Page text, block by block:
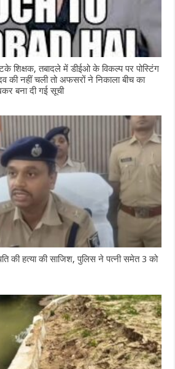
तबादले में डीईओ के विकल्प पर पोस्टिंग
की नहीं चली तो अफसरों ने निकाला बीच का
बना दी गई सूची
की हत्या की साजिश, पुलिस ने पत्नी समेत 3 को